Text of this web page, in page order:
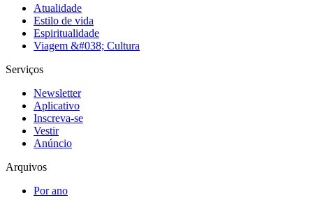
Atualidade
Estilo de vida
Espiritualidade
Viagem &#038; Cultura
Serviços
Newsletter
Aplicativo
Inscreva-se
Vestir
Anúncio
Arquivos
Por ano